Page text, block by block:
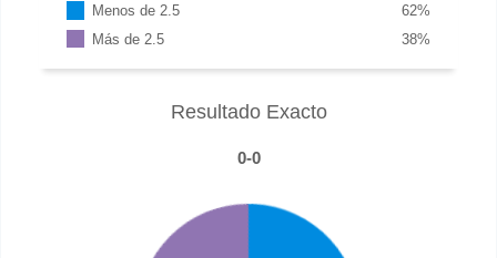
Menos de 2.5 %
62
Más de 2.5
%
38
Resultado Exacto
0-0